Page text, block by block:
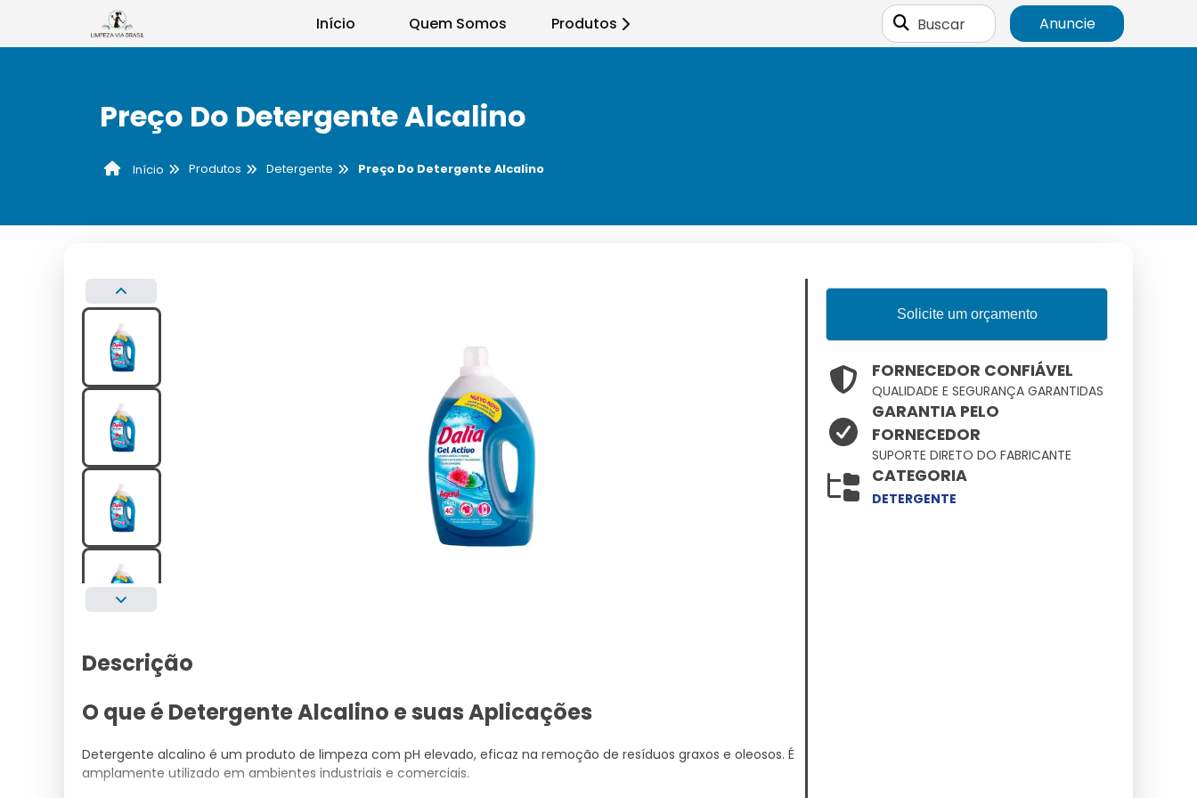
Início Quem Somos Produtos Buscar Anuncie
Preço Do Detergente Alcalino
Início Produtos Detergente Preço Do Detergente Alcalino
Descrição
O que é Detergente Alcalino e suas Aplicações
Detergente alcalino é um produto de limpeza com pH elevado, eficaz na remoção de resíduos graxos e oleosos. É
amplamente utilizado em ambientes industriais e comerciais.
Solicite um orçamento
FORNECEDOR CONFIÁVEL
QUALIDADE E SEGURANÇA GARANTIDAS
GARANTIA PELO
FORNECEDOR
SUPORTE DIRETO DO FABRICANTE
CATEGORIA
DETERGENTE